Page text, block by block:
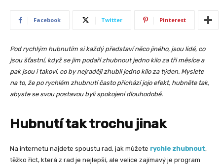
Facebook Twitter Pinterest
Pod rychlým hubnutím si každý představí něco jiného, jsou lidé, co
jsou šťastní, když se jim podaří zhubnout jedno kilo za tři měsíce a
pak jsou i takoví, co by nejraději zhubli jedno kilo za týden. Myslete
na to, že po rychlém zhubnutí často přichází jojo efekt, hubněte tak,
abyste se svou postavou byli spokojení dlouhodobě.
Hubnutí tak trochu jinak
Na internetu najdete spoustu rad, jak můžete rychle zhubnout,
těžko říct, která z rad je nejlepší, ale velice zajímavý je program